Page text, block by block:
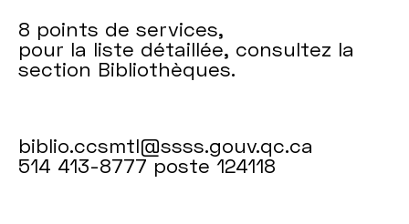
8 points de services,
pour la liste détaillée, consultez la
section Bibliothèques.
biblio.ccsmtl@ssss.gouv.qc.ca
514 413-8777 poste 124118